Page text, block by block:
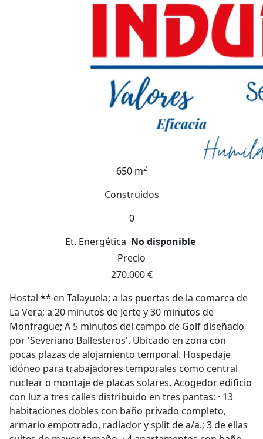
650 m2
Construidos
0
Et. Energética No disponible
Precio
270.000 €
Hostal ** en Talayuela; a las puertas de la comarca de
La Vera; a 20 minutos de Jerte y 30 minutos de
Monfragüe; A 5 minutos del campo de Golf diseñado
por 'Severiano Ballesteros'. Ubicado en zona con
pocas plazas de alojamiento temporal. Hospedaje
idóneo para trabajadores temporales como central
nuclear o montaje de placas solares. Acogedor edificio
con luz a tres calles distribuido en tres pantas: · 13
habitaciones dobles con baño privado completo,
armario empotrado, radiador y split de a/a.; 3 de ellas